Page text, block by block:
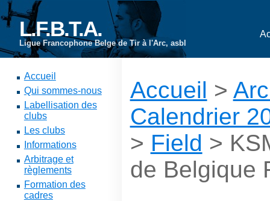
L.F.B.T.A.
Ligue Francophone Belge de Tir à l'Arc, asbl
Accueil
Qui sommes-nous
Labellisation des
clubs
Les clubs
Informations
Arbitrage et
règlements
Formation des
cadres
Accueil >
Calendrier
> Field >
de Belgique